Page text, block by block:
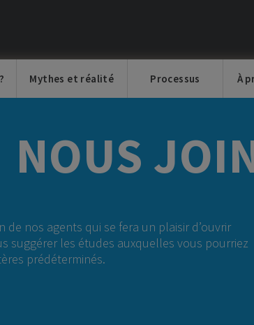
Mythes et réalité Processus À
NOUS
de nos agents qui se fera un plaisir d’ouvrir
suggérer les études auxquelles vous pourriez
prédéterminés.